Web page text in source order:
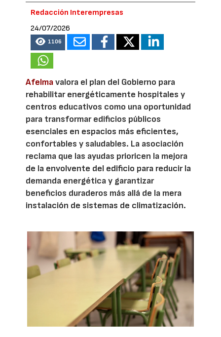
Redacción Interempresas
24/07/2026
1106
Afelmavalora el plan del Gobierno para
rehabilitar energéticamente hospitales y
centros educativos como una oportunidad
para transformar edificios públicos
esenciales en espacios más eficientes,
confortables y saludables. La asociación
reclama que las ayudas prioricen la mejora
de la envolvente del edificio para reducir la
demanda energética y garantizar
beneficios duraderos más allá de la mera
instalación de sistemas de climatización.